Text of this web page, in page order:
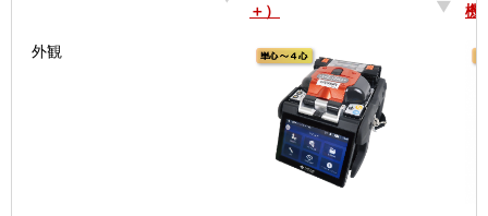
＋）
機
項目
＋）
外観